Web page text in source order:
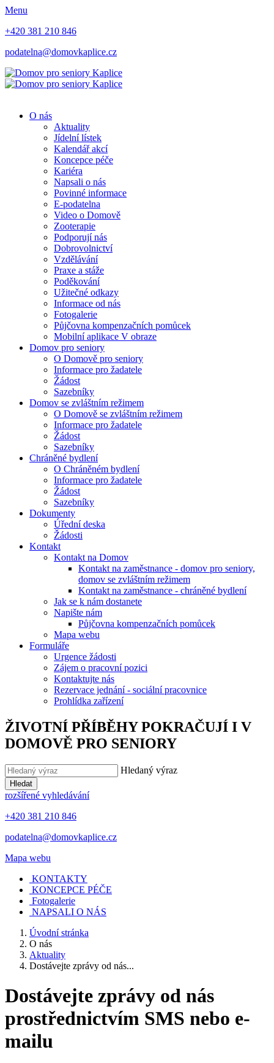
Menu
+420 381 210 846
podatelna@domovkaplice.cz
O nás
Aktuality
Jídelní lístek
Kalendář akcí
Koncepce péče
Kariéra
Napsali o nás
Povinné informace
E-podatelna
Video o Domově
Zooterapie
Podporují nás
Dobrovolnictví
Vzdělávání
Praxe a stáže
Poděkování
Užitečné odkazy
Informace od nás
Fotogalerie
Půjčovna kompenzačních pomůcek
Mobilní aplikace V obraze
Domov pro seniory
O Domově pro seniory
Informace pro žadatele
Žádost
Sazebníky
Domov se zvláštním režimem
O Domově se zvláštním režimem
Informace pro žadatele
Žádost
Sazebníky
Chráněné bydlení
O Chráněném bydlení
Informace pro žadatele
Žádost
Sazebníky
Dokumenty
Úřední deska
Žádosti
Kontakt
Kontakt na Domov
Kontakt na zaměstnance - domov pro seniory,
domov se zvláštním režimem
Kontakt na zaměstnance - chráněné bydlení
Jak se k nám dostanete
Napište nám
Půjčovna kompenzačních pomůcek
Mapa webu
Formuláře
Urgence žádosti
Zájem o pracovní pozici
Kontaktujte nás
Rezervace jednání - sociální pracovnice
Prohlídka zařízení
ŽIVOTNÍ PŘÍBĚHY POKRAČUJÍ I V
DOMOVĚ PRO SENIORY
Hledaný výraz
Hledat
rozšířené vyhledávání
+420 381 210 846
podatelna@domovkaplice.cz
Mapa webu
KONTAKTY
KONCEPCE PÉČE
Fotogalerie
NAPSALI O NÁS
Úvodní stránka
O nás
Aktuality
Dostávejte zprávy od nás...
Dostávejte zprávy od nás
prostřednictvím SMS nebo e-
mailu